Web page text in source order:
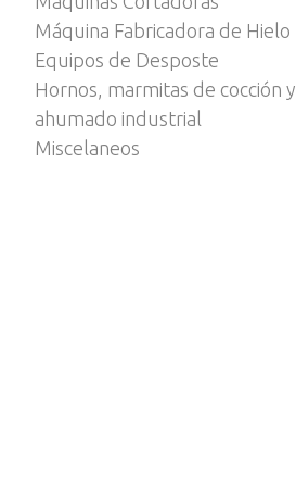
Máquina Fabricadora de Hielo
Equipos de Desposte
Hornos, marmitas de cocción y
ahumado industrial
Miscelaneos